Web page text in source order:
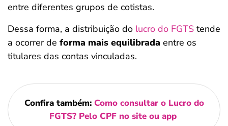
entre diferentes grupos de cotistas.
Dessa forma, a distribuição do lucro do FGTS tende
a ocorrer de forma mais equilibrada entre os
titulares das contas vinculadas.
Confira também: Como consultar o Lucro do
FGTS? Pelo CPF no site ou app